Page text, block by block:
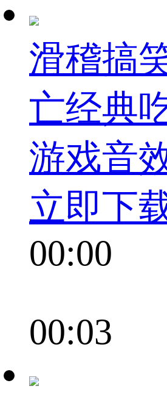
滑稽搞
亡经典
游戏音
立即下
00:00
00:03